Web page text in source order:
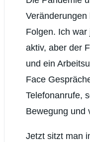
Folgen. Ich war
aktiv, aber der
und ein
Face
Telefonanrufe,
Bewegung und
Jetzt sitzt man